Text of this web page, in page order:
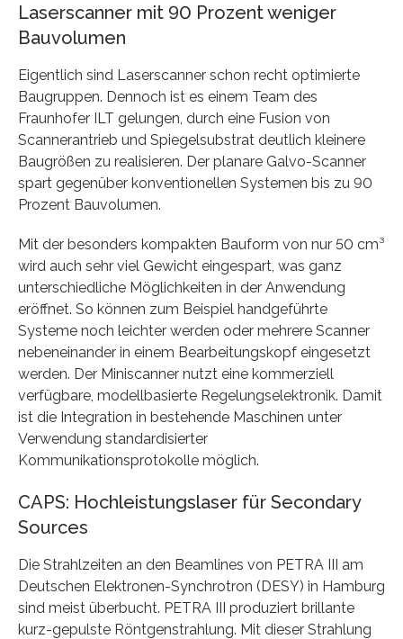
Laserscanner mit 90 Prozent weniger
Bauvolumen
Eigentlich sind Laserscanner schon recht optimierte
Baugruppen. Dennoch ist es einem Team des
Fraunhofer ILT gelungen, durch eine Fusion von
Scannerantrieb und Spiegelsubstrat deutlich kleinere
Baugrößen zu realisieren. Der planare Galvo-Scanner
spart gegenüber konventionellen Systemen bis zu 90
Prozent Bauvolumen.
Mit der besonders kompakten Bauform von nur 50 cm³
wird auch sehr viel Gewicht eingespart, was ganz
unterschiedliche Möglichkeiten in der Anwendung
eröffnet. So können zum Beispiel handgeführte
Systeme noch leichter werden oder mehrere Scanner
nebeneinander in einem Bearbeitungskopf eingesetzt
werden. Der Miniscanner nutzt eine kommerziell
verfügbare, modellbasierte Regelungselektronik. Damit
ist die Integration in bestehende Maschinen unter
Verwendung standardisierter
Kommunikationsprotokolle möglich.
CAPS: Hochleistungslaser für Secondary
Sources
Die Strahlzeiten an den Beamlines von PETRA III am
Deutschen Elektronen-Synchrotron (DESY) in Hamburg
sind meist überbucht. PETRA III produziert brillante
kurz-gepulste Röntgenstrahlung. Mit dieser Strahlung